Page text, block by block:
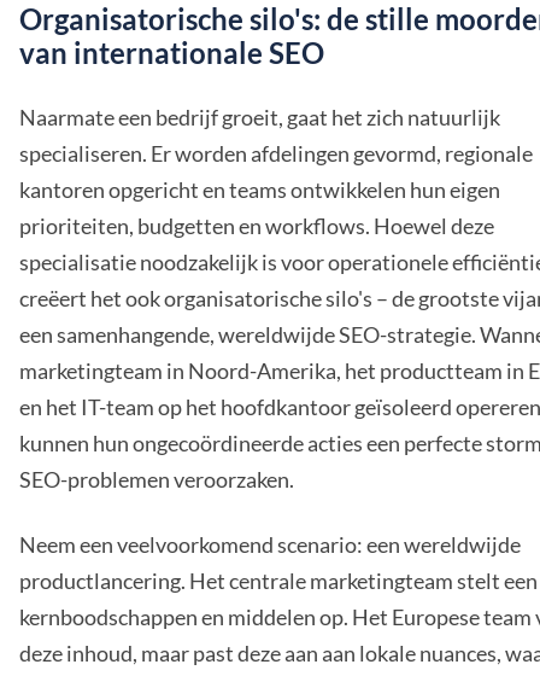
Organisatorische silo's: de stille
van internationale SEO
Naarmate een bedrijf groeit, gaat het zich natuurlijk
specialiseren. Er worden afdelingen gevormd, regionale
kantoren opgericht en teams ontwikkelen hun eigen
prioriteiten, budgetten en workflows. Hoewel deze
specialisatie noodzakelijk is voor operationele
creëert het ook organisatorische silo's – de grootste
een samenhangende, wereldwijde SEO-strategie.
marketingteam in Noord-Amerika, het productteam in
en het IT-team op het hoofdkantoor geïsoleerd
kunnen hun ongecoördineerde acties een perfecte
SEO-problemen veroorzaken.
Neem een veelvoorkomend scenario: een wereldwijde
productlancering. Het centrale marketingteam stelt een
kernboodschappen en middelen op. Het Europese
deze inhoud, maar past deze aan aan lokale nuances,